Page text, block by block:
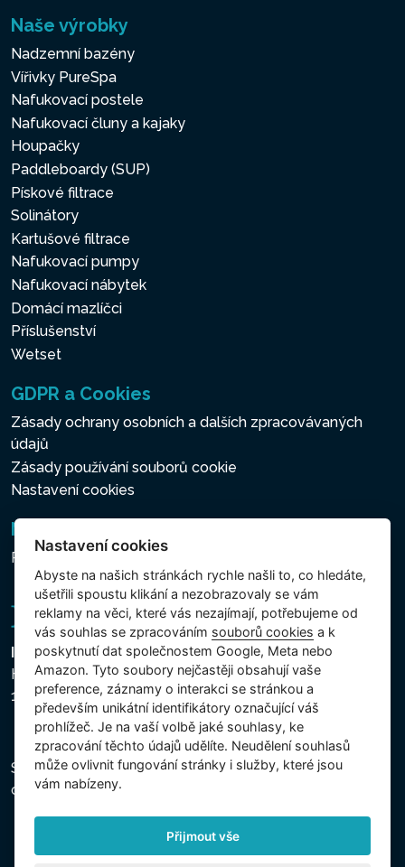
Naše výrobky
Nadzemní bazény
Vířivky PureSpa
Nafukovací postele
Nafukovací čluny a kajaky
Houpačky
Paddleboardy (SUP)
Pískové filtrace
Solinátory
Kartušové filtrace
Nafukovací pumpy
Nafukovací nábytek
Domácí mazlíčci
Příslušenství
Wetset
GDPR a Cookies
Zásady ochrany osobních a dalších zpracovávaných
údajů
Zásady používání souborů cookie
Nastavení cookies
Newsletter
Přihlášení k odběru novinek
Intex Trading, s.r.o.
Hradecká 2526/3
130 00 Praha 3 - Česká republika
Společnost je zapsána u Městského soudu v Praze,
oddíl C, vložka 74759, IČ 26150808, DIČ CZ26150808.
Nastavení cookies
Abyste na našich stránkách rychle našli to, co hledáte,
ušetřili spoustu klikání a nezobrazovaly se vám
reklamy na věci, které vás nezajímají, potřebujeme od
vás souhlas se zpracováním souborů cookies a k
poskytnutí dat společnostem Google, Meta nebo
Amazon. Tyto soubory nejčastěji obsahují vaše
preference, záznamy o interakci se stránkou a
především unikátní identifikátory označující váš
prohlížeč. Je na vaší volbě jaké souhlasy, ke
zpracování těchto údajů udělíte. Neudělení souhlasů
může ovlivnit fungování stránky i služby, které jsou
vám nabízeny.
Přijmout vše